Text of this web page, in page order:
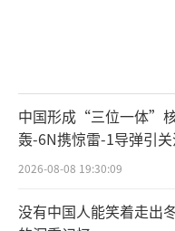
中国形成“三位一体”
轰-6N携惊雷-1导弹引
2026-08-08 19:30:09
没有中国人能笑着走出